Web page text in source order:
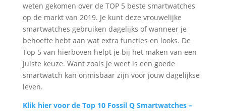
weten gekomen over de TOP 5 beste smartwatches
op de markt van 2019. Je kunt deze vrouwelijke
smartwatches gebruiken dagelijks of wanneer je
behoefte hebt aan wat extra functies en looks. De
Top 5 van hierboven helpt je bij het maken van een
juiste keuze. Want zoals je weet is een goede
smartwatch kan onmisbaar zijn voor jouw dagelijkse
leven.
Klik hier voor de Top 10 Fossil Q Smartwatches –